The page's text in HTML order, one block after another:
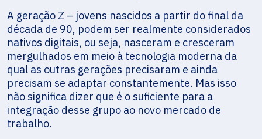
A geração Z – jovens nascidos a partir do final da
década de 90, podem ser realmente considerados
nativos digitais, ou seja, nasceram e cresceram
mergulhados em meio à tecnologia moderna da
qual as outras gerações precisaram e ainda
precisam se adaptar constantemente. Mas isso
não significa dizer que é o suficiente para a
integração desse grupo ao novo mercado de
trabalho.